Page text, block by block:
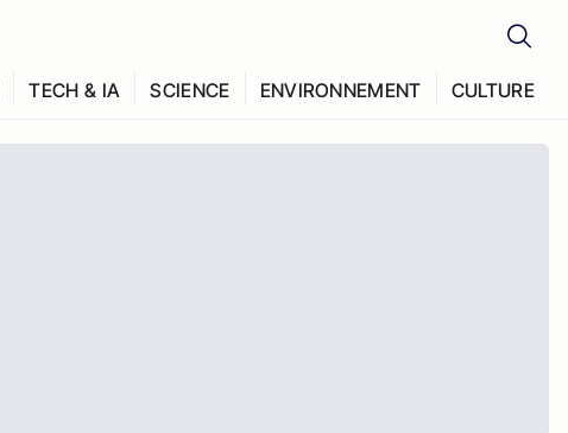
TECH & IA SCIENCE ENVIRONNEMENT CULTURE